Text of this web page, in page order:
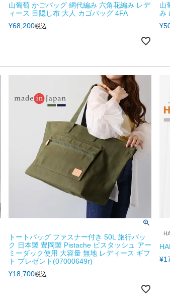
山葡萄 かごバッグ 網代編み 六角花編み レデ
ィース 目隠し布 大人 カゴバッグ 4FA
¥68,200税込
山
み
¥
トートバッグ ファスナー付き 50L 旅行バッ
ク 日本製 豊岡製 Pistache ピスタッシュ アー
ミーダック使用 大容量 無地 レディース ギフ
ト プレゼント(07000649r)
¥18,700税込
¥